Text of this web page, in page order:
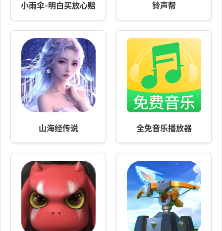
小雨伞-明白买放心赔 铃声帮
山海经传说 全免音乐播放器